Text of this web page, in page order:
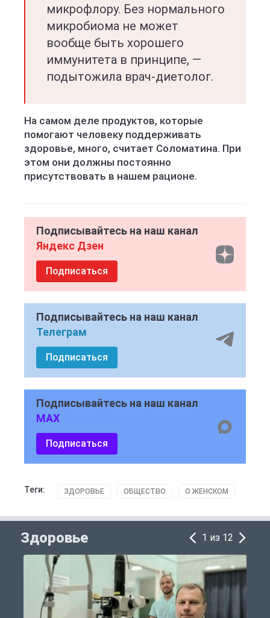
микрофлору. Без нормального
микробиома не может
вообще быть хорошего
иммунитета в принципе, —
подытожила врач-диетолог.
На самом деле продуктов, которые
помогают человеку поддерживать
здоровье, много, считает Соломатина. При
этом они должны постоянно
присутствовать в нашем рационе.
Подписывайтесь на наш канал
Яндекс Дзен
Подписаться
Подписывайтесь на наш канал
Телеграм
Подписаться
Подписывайтесь на наш канал
MAX
Подписаться
Теги: ЗДОРОВЬЕ ОБЩЕСТВО О ЖЕНСКОМ
Здоровье 1 из 12